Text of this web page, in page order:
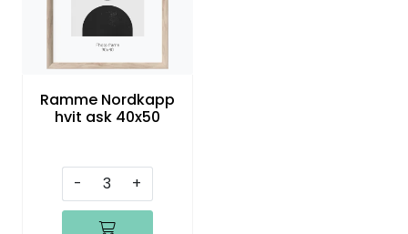
Ramme Nordkapp
hvit ask 40x50
- +